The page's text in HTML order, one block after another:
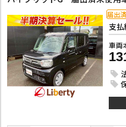
支
車両
届出